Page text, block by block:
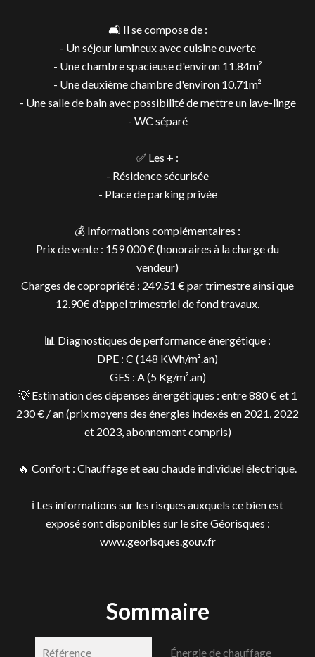
🛋️ Il se compose de :
- Un séjour lumineux avec cuisine ouverte
- Une chambre spacieuse d'environ 11.84m²
- Une deuxième chambre d'environ 10.71m²
- Une salle de bain avec possibilité de mettre un lave-linge
- WC séparé
✅ Les + :
- Résidence sécurisée
- Place de parking privée
💰 Informations complémentaires :
Prix de vente : 159 000 € (honoraires à la charge du
vendeur)
Charges de copropriété : 249.51 € par trimestre ainsi que
12.90€ d'appel trimestriel de fond travaux.
📊 Diagnostiques de performance énergétique :
DPE : C (148 KWh/m².an)
GES : A (5 Kg/m².an)
💡 Estimation des dépenses énergétiques : entre 880 € et 1
230 € / an (prix moyens des énergies indexés en 2021, 2022
et 2023, abonnement compris)
🔥 Confort : Chauffage et eau chaude individuel électrique.
ℹ️ Les informations sur les risques auxquels ce bien est
exposé sont disponibles sur le site Géorisques :
www.georisques.gouv.fr
Sommaire
Référence
Énergie de chauffage